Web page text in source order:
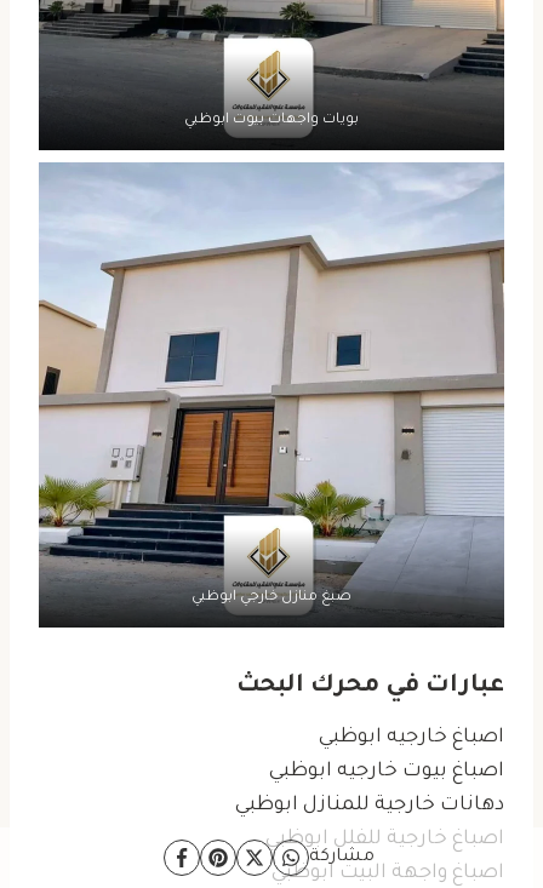
مشاركة
بويات واجهات بيوت ابوظبي
صبغ منازل خارجي ابوظبي
عبارات في محرك البحث
اصباغ خارجيه ابوظبي
اصباغ بيوت خارجيه ابوظبي
دهانات خارجية للمنازل ابوظبي
اصباغ خارجية للفلل ابوظبي
اصباغ واجهة البيت ابوظبي